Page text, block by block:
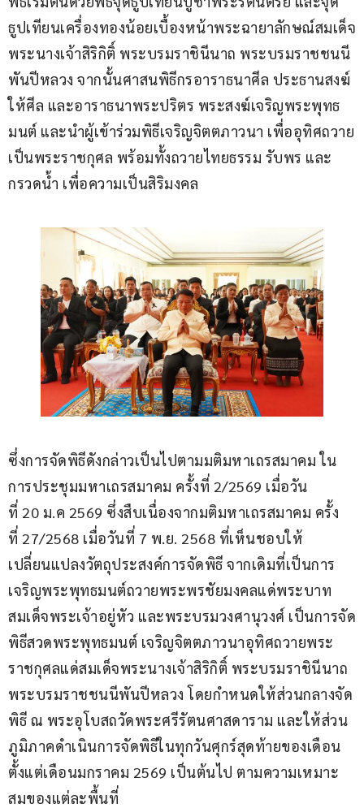
ธูปเทียนเครื่องทองน้อยเบื้องหน้าพระฉายาลักษณ์สมเด็จ
พระนางเจ้าสิริกิติ์ พระบรมราชินีนาถ พระบรมราชชนนี
พันปีหลวง จากนั้นศาสนพิธีกรอาราธนาศีล ประธานสงฆ์
ให้ศีล และอาราธนาพระปริตร พระสงฆ์เจริญพระพุทธ
มนต์ และนำผู้เข้าร่วมพิธีเจริญจิตตภาวนา เพื่ออุทิศถวาย
เป็นพระราชกุศล พร้อมทั้งถวายไทยธรรม รับพร และ
กรวดน้ำ เพื่อความเป็นสิริมงคล
ซึ่งการจัดพิธีดังกล่าวเป็นไปตามมติมหาเถรสมาคม ใน
การประชุมมหาเถรสมาคม ครั้งที่ 2/2569 เมื่อวัน
ที่ 20 ม.ค 2569 ซึ่งสืบเนื่องจากมติมหาเถรสมาคม ครั้ง
ที่ 27/2568 เมื่อวันที่ 7 พ.ย. 2568 ที่เห็นชอบให้
เปลี่ยนแปลงวัตถุประสงค์การจัดพิธี จากเดิมที่เป็นการ
เจริญพระพุทธมนต์ถวายพระพรชัยมงคลแด่พระบาท
สมเด็จพระเจ้าอยู่หัว และพระบรมวงศานุวงศ์ เป็นการจัด
พิธีสวดพระพุทธมนต์ เจริญจิตตภาวนาอุทิศถวายพระ
ราชกุศลแด่สมเด็จพระนางเจ้าสิริกิติ์ พระบรมราชินีนาถ
พระบรมราชชนนีพันปีหลวง โดยกำหนดให้ส่วนกลางจัด
พิธี ณ พระอุโบสถวัดพระศรีรัตนศาสดาราม และให้ส่วน
ภูมิภาคดำเนินการจัดพิธีในทุกวันศุกร์สุดท้ายของเดือน
ตั้งแต่เดือนมกราคม 2569 เป็นต้นไป ตามความเหมาะ
สมของแต่ละพื้นที่